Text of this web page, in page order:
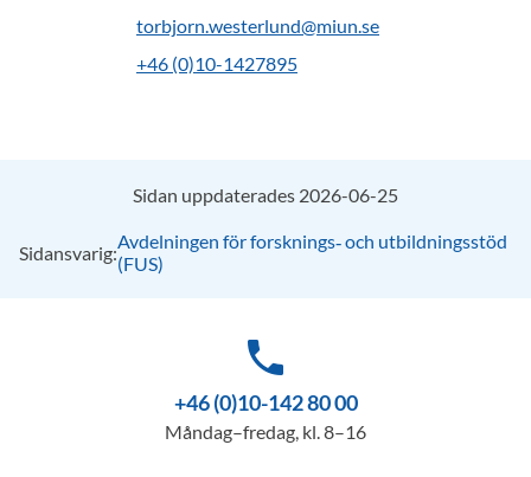
torbjorn.westerlund@miun.se
+46 (0)10-1427895
Sidan uppdaterades 2026-06-25
Sidansvarig:Avdelningen för forsknings‑ och utbildningsstöd
(FUS)
phone
+46 (0)10-142 80 00
Måndag–fredag, kl. 8–16